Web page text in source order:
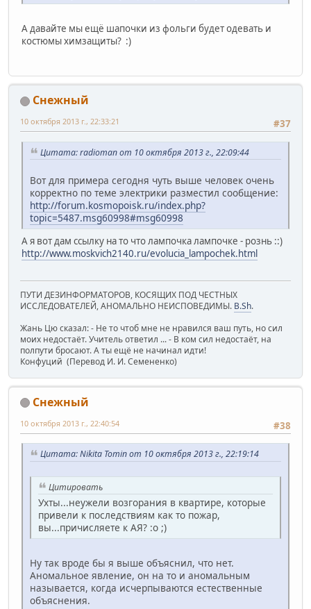
А давайте мы ещё шапочки из фольги будет одевать и
костюмы химзащиты? :)
Снежный
#37
10 октября 2013 г., 22:33:21
Цитата: radioman от 10 октября 2013 г., 22:09:44
Вот для примера сегодня чуть выше человек очень
корректно по теме электрики разместил сообщение:
http://forum.kosmopoisk.ru/index.php?
topic=5487.msg60998#msg60998
А я вот дам ссылку на то что лампочка лампочке - рознь ::)
http://www.moskvich2140.ru/evolucia_lampochek.html
ПУТИ ДЕЗИНФОРМАТОРОВ, КОСЯЩИХ ПОД ЧЕСТНЫХ
ИССЛЕДОВАТЕЛЕЙ, АНОМАЛЬНО НЕИСПОВЕДИМЫ. B.Sh.
Жань Цю сказал: - Не то чтоб мне не нравился ваш путь, но сил
моих недостаёт. Учитель ответил ... - В ком сил недостаёт, на
полпути бросают. А ты ещё не начинал идти!
Конфуций (Перевод И. И. Семененко)
Снежный
#38
10 октября 2013 г., 22:40:54
Цитата: Nikita Tomin от 10 октября 2013 г., 22:19:14
Цитировать
Ухты...неужели возгорания в квартире, которые
привели к последствиям как то пожар,
вы...причисляете к АЯ? :o ;)
Ну так вроде бы я выше объяснил, что нет.
Аномальное явление, он на то и аномальным
называется, когда исчерпываются естественные
объяснения.